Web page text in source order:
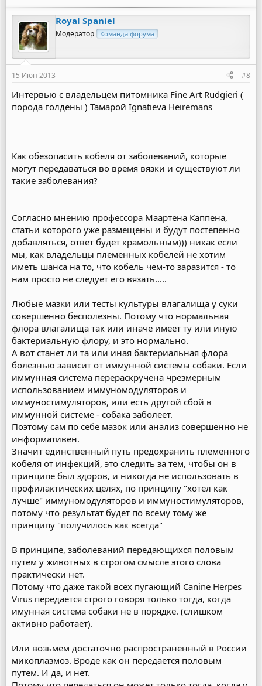
Royal Spaniel
Модератор Команда форума
15 Июн 2013 #8
Интервью с владельцем питомника Fine Art Rudgieri (
порода голдены ) Тамарой Ignatieva Heiremans
Как обезопасить кобеля от заболеваний, которые
могут передаваться во время вязки и существуют ли
такие заболевания?
Согласно мнению профессора Маартена Каппена,
статьи которого уже размещены и будут постепенно
добавляться, ответ будет крамольным))) никак если
мы, как владельцы племенных кобелей не хотим
иметь шанса на то, что кобель чем-то заразится - то
нам просто не следует его вязать.....
Любые мазки или тесты культуры влагалища у суки
совершенно бесполезны. Потому что нормальная
флора влагалища так или иначе имеет ту или иную
бактериальную флору, и это нормально.
А вот станет ли та или иная бактериальная флора
болезнью зависит от иммунной системы собаки. Если
иммунная система перераскручена чрезмерным
использованием иммуномодуляторов и
иммуностимуляторов, или есть другой сбой в
иммунной системе - собака заболеет.
Поэтому сам по себе мазок или анализ совершенно не
информативен.
Значит единственный путь предохранить племенного
кобеля от инфекций, это следить за тем, чтобы он в
принципе был здоров, и никогда не использовать в
профилактических целях, по принципу "хотел как
лучше" иммуномодуляторов и иммуностимуляторов,
потому что результат будет по всему тому же
принципу "получилось как всегда"
В принципе, заболеваний передающихся половым
путем у животных в строгом смысле этого слова
практически нет.
Потому что даже такой всех пугающий Canine Herpes
Virus передается строго говоря только тогда, когда
имунная система собаки не в порядке. (слишком
активно работает).
Или возьмем достаточно распространенный в России
микоплазмоз. Вроде как он передается половым
путем. И да, и нет.